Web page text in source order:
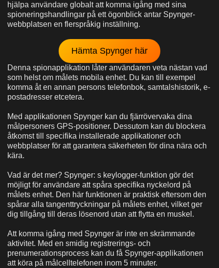
hjälpa användare globalt att komma igång med sina
spioneringshandlingar på ett ögonblick antar Spynger-
webbplatsen en flerspråkig inställning.
Hämta Spynger här
Denna spionapplikation låter användaren veta nästan vad
som helst om målets mobila enhet. Du kan till exempel
komma åt en annan persons telefonbok, samtalshistorik, e-
postadresser etcetera.
Med applikationen Spynger kan du fjärrövervaka dina
målpersoners GPS-positioner. Dessutom kan du blockera
åtkomst till specifika installerade applikationer och
webbplatser för att garantera säkerheten för dina nära och
kära.
Vad är det mer? Spynger: s keylogger-funktion gör det
möjligt för användare att spåra specifika nyckelord på
målets enhet. Den här funktionen är praktisk eftersom den
spårar alla tangenttryckningar på målets enhet, vilket ger
dig tillgång till deras lösenord utan att flytta en muskel.
Att komma igång med Spynger är inte en skrämmande
aktivitet. Med en smidig registrerings- och
prenumerationsprocess kan du få Spynger-applikationen
att köra på målcelltelefonen inom 5 minuter.